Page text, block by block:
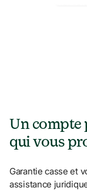
Un compte
qui vous
Garantie casse et
assistance